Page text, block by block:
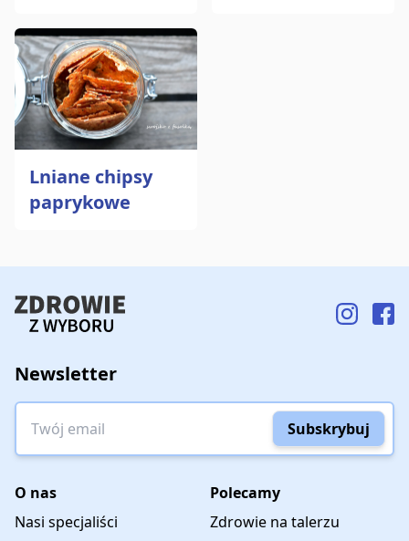
Lniane chipsy
paprykowe
Newsletter
Subskrybuj
O nas
Nasi specjaliści
Polecamy
Zdrowie na talerzu